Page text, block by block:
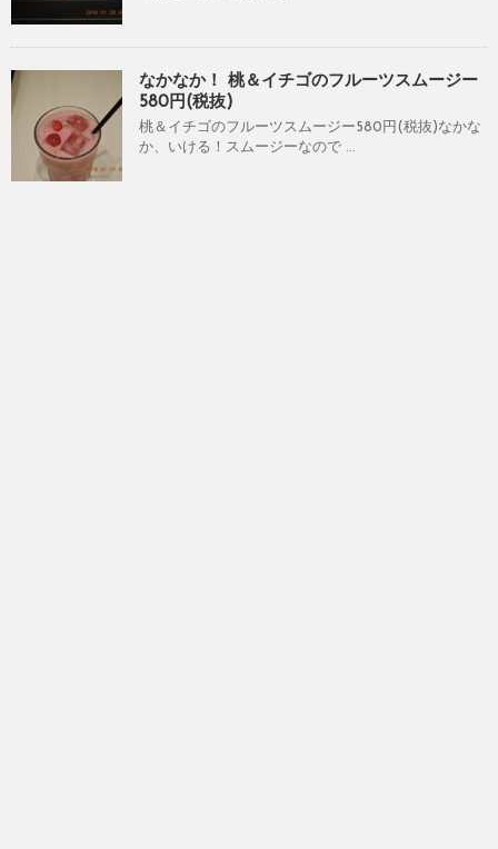
なかなか！ 桃＆イチゴのフルーツスムージー
580円(税抜)
桃＆イチゴのフルーツスムージー580円(税抜)なかな
か、いける！スムージーなので ...